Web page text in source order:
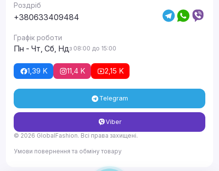
Роздріб
+380633409484
Графік роботи
Пн - Чт, Сб, Ндз 08:00 до 15:00
1,39 K 11,4 K 2,15 K
Telegram
Viber
© 2026 GlobalFashion. Всі права захищені.
Умови повернення та обміну товару